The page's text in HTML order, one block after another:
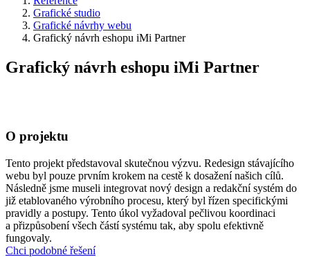
Grafické studio
Grafické návrhy webu
Grafický návrh eshopu iMi Partner
Grafický návrh eshopu iMi Partner
O projektu
Tento projekt představoval skutečnou výzvu. Redesign stávajícího
webu byl pouze prvním krokem na cestě k dosažení našich cílů.
Následně jsme museli integrovat nový design a redakční systém do
již etablovaného výrobního procesu, který byl řízen specifickými
pravidly a postupy. Tento úkol vyžadoval pečlivou koordinaci
a přizpůsobení všech částí systému tak, aby spolu efektivně
fungovaly.
Chci podobné řešení